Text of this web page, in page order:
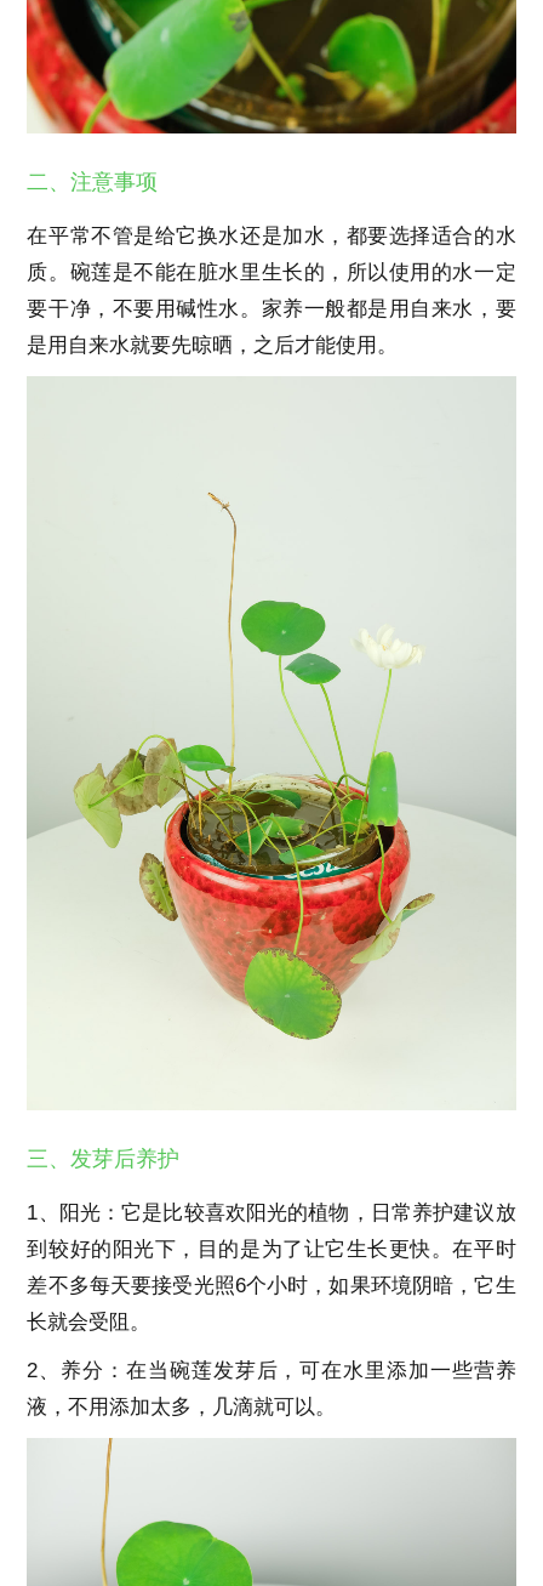
二、注意事项
在平常不管是给它换水还是加水，都要选择适合的水
质。碗莲是不能在脏水里生长的，所以使用的水一定
要干净，不要用碱性水。家养一般都是用自来水，要
是用自来水就要先晾晒，之后才能使用。
三、发芽后养护
1、阳光：它是比较喜欢阳光的植物，日常养护建议放
到较好的阳光下，目的是为了让它生长更快。在平时
差不多每天要接受光照6个小时，如果环境阴暗，它生
长就会受阻。
2、养分：在当碗莲发芽后，可在水里添加一些营养
液，不用添加太多，几滴就可以。